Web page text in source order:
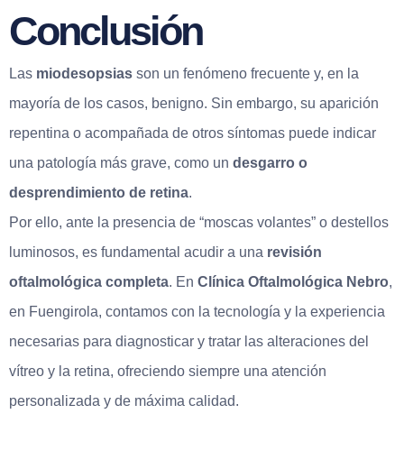
Conclusión
Las miodesopsias son un fenómeno frecuente y, en la
mayoría de los casos, benigno. Sin embargo, su aparición
repentina o acompañada de otros síntomas puede indicar
una patología más grave, como un desgarro o
desprendimiento de retina.
Por ello, ante la presencia de “moscas volantes” o destellos
luminosos, es fundamental acudir a una revisión
oftalmológica completa. En Clínica Oftalmológica Nebro,
en Fuengirola, contamos con la tecnología y la experiencia
necesarias para diagnosticar y tratar las alteraciones del
vítreo y la retina, ofreciendo siempre una atención
personalizada y de máxima calidad.